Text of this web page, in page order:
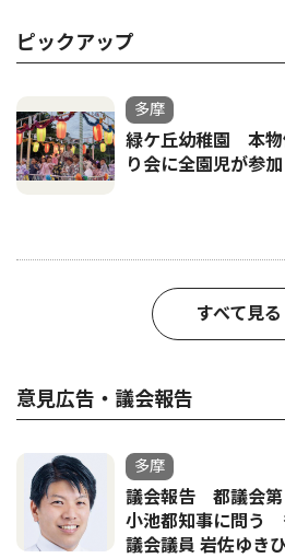
ピックアップ
多摩
緑ケ丘幼稚園 本
り会に全園児が参加
すべて見る
意見広告・議会報告
多摩
議会報告 都議会第
小池都知事に問う
議会議員 岩佐ゆき